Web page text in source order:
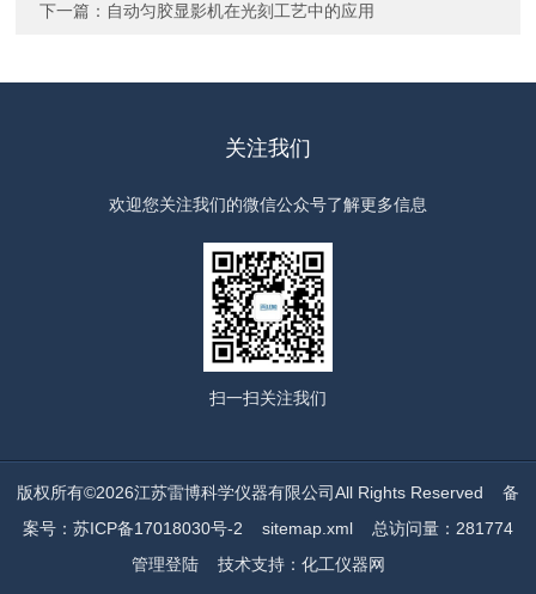
下一篇： 自动匀胶显影机在光刻工艺中的应用
关注我们
欢迎您关注我们的微信公众号了解更多信息
扫一扫关注我们
版权所有©2026江苏雷博科学仪器有限公司All Rights Reserved 备
案号：苏ICP备17018030号-2
sitemap.xml总访问量：281774
管理登陆技术支持： 化工仪器网